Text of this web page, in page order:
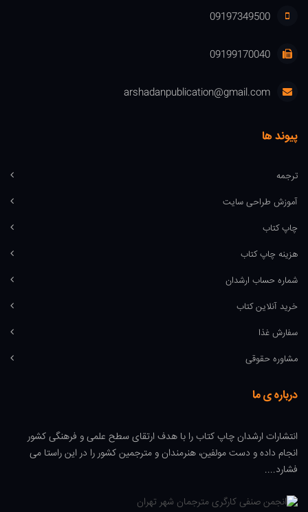
09197349500
09199170040
arshadanpublication@gmail.com
پیوند ها
ترجمه
آموزش طراحی سایت
چاپ کتاب
هزینه چاپ کتاب
شماره حساب ارشدان
خرید آنلاین کتاب
سفارش غذا
مشاوره حقوقی
درباره ی ما
انتشارات ارشدان چاپ کتاب را با هدف ارتقای سطح علمی و فرهنگی کشور
انجام داده و دست مولفین، هنرمندان و مترجمین کشور را در این راستا می
فشارد....